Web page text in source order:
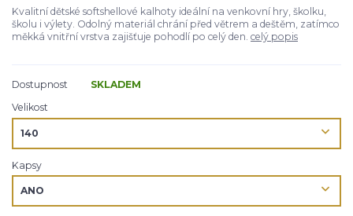
Kvalitní dětské softshellové kalhoty ideální na venkovní hry, školku,
školu i výlety. Odolný materiál chrání před větrem a deštěm, zatímco
měkká vnitřní vrstva zajišťuje pohodlí po celý den. celý popis
Dostupnost
SKLADEM
Velikost
Kapsy